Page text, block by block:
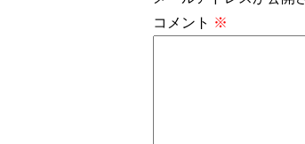
コメント ※